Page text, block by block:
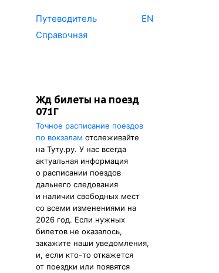
Путеводитель
Справочная
EN
Жд билеты на поезд
071Г
Точное расписание поездов
по вокзалам отслеживайте
на Туту.ру. У нас всегда
актуальная информация
о расписании поездов
дальнего следования
и наличии свободных мест
со всеми изменениями на
2026 год. Если нужных
билетов не оказалось,
закажите наши уведомления,
и, если кто-то откажется
от поездки или появятся